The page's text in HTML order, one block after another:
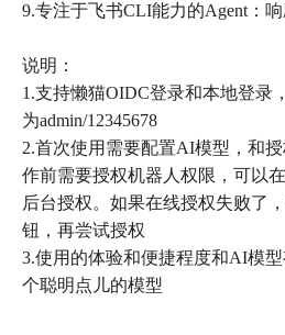
9.专注于飞书CLI能力的Agent：响
说明：
1.支持懒猫OIDC登录和本地登录
为admin/12345678
2.首次使用需要配置AI模型，和
作前需要授权机器人权限，可以
后台授权。如果在线授权失败了
钮，再尝试授权
3.使用的体验和便捷程度和AI模
个聪明点儿的模型